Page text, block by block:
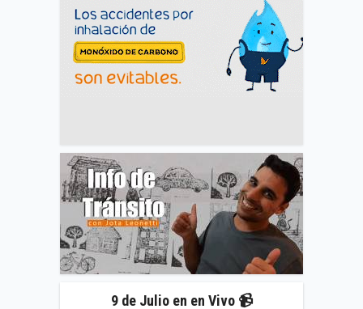
9 de Julio en en Vivo 📹